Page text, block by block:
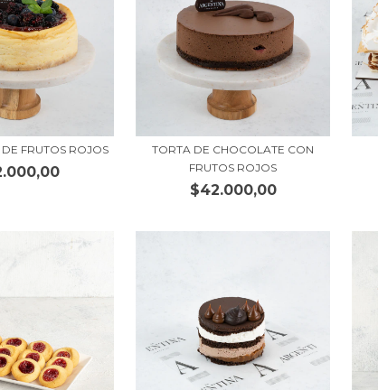
FRUTOS ROJOS
TORTA DE CHOCOLATE CON
FRUTOS ROJOS
$42.000,00